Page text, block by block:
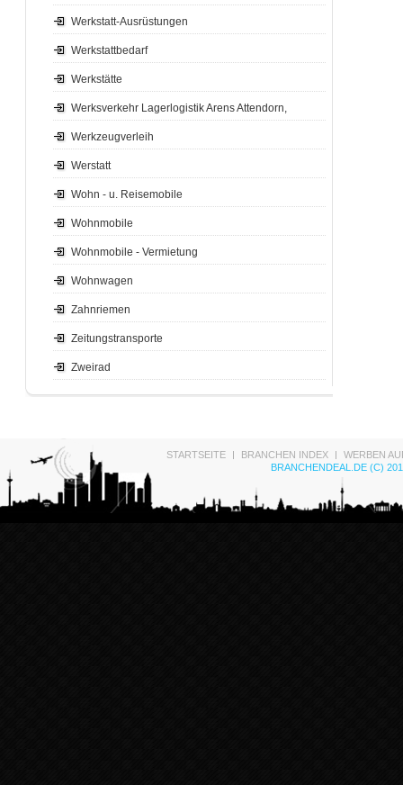
Werkstatt-Ausrüstungen
Werkstattbedarf
Werkstätte
Werksverkehr Lagerlogistik Arens Attendorn,
Werkzeugverleih
Werstatt
Wohn - u. Reisemobile
Wohnmobile
Wohnmobile - Vermietung
Wohnwagen
Zahnriemen
Zeitungstransporte
Zweirad
STARTSEITE BRANCHEN INDEX
WERBEN
BRANCHENDEAL.DE (C)